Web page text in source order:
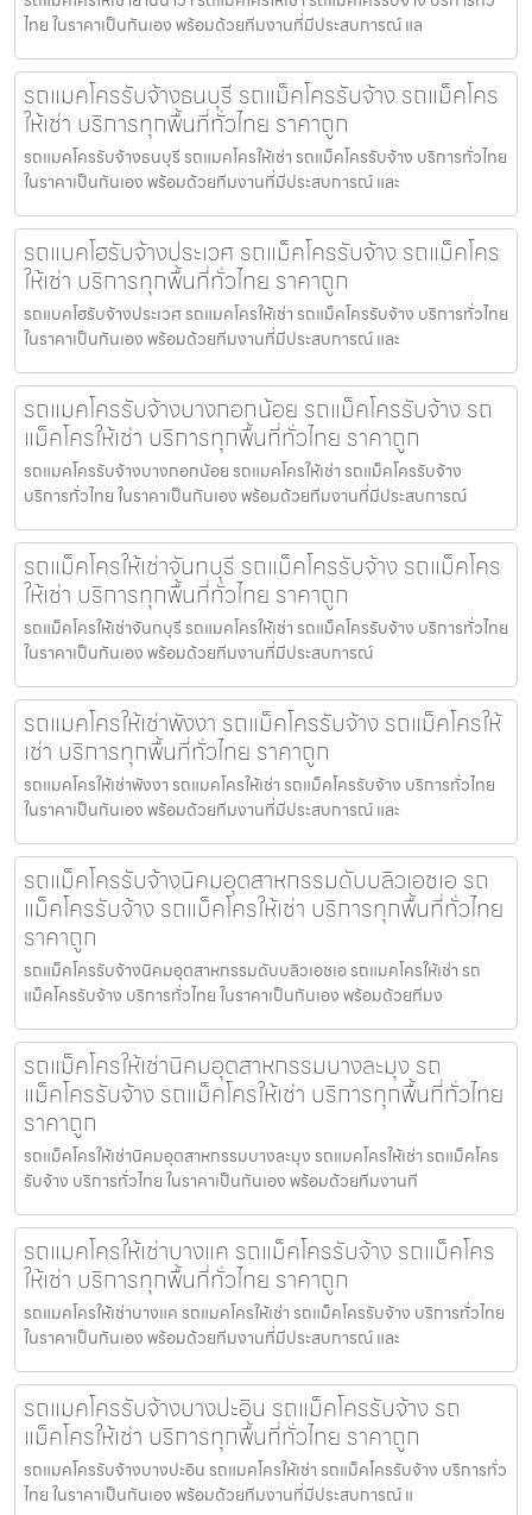
ไทย ในราคาเป็นกันเอง พร้อมด้วยทีมงานที่มีประสบการณ์ แล
รถแมคโครรับจ้างธนบุรี รถแม็คโครรับจ้าง รถแม็คโคร
ให้เช่า บริการทุกพื้นที่ทั่วไทย ราคาถูก
รถแมคโครรับจ้างธนบุรี รถแมคโครให้เช่า รถแม็คโครรับจ้าง บริการทั่วไทย
ในราคาเป็นกันเอง พร้อมด้วยทีมงานที่มีประสบการณ์ และ
รถแบคโฮรับจ้างประเวศ รถแม็คโครรับจ้าง รถแม็คโคร
ให้เช่า บริการทุกพื้นที่ทั่วไทย ราคาถูก
รถแบคโฮรับจ้างประเวศ รถแมคโครให้เช่า รถแม็คโครรับจ้าง บริการทั่วไทย
ในราคาเป็นกันเอง พร้อมด้วยทีมงานที่มีประสบการณ์ และ
รถแมคโครรับจ้างบางกอกน้อย รถแม็คโครรับจ้าง รถ
แม็คโครให้เช่า บริการทุกพื้นที่ทั่วไทย ราคาถูก
รถแมคโครรับจ้างบางกอกน้อย รถแมคโครให้เช่า รถแม็คโครรับจ้าง
บริการทั่วไทย ในราคาเป็นกันเอง พร้อมด้วยทีมงานที่มีประสบการณ์
รถแม็คโครให้เช่าจันทบุรี รถแม็คโครรับจ้าง รถแม็คโคร
ให้เช่า บริการทุกพื้นที่ทั่วไทย ราคาถูก
รถแม็คโครให้เช่าจันทบุรี รถแมคโครให้เช่า รถแม็คโครรับจ้าง บริการทั่วไทย
ในราคาเป็นกันเอง พร้อมด้วยทีมงานที่มีประสบการณ์
รถแมคโครให้เช่าพังงา รถแม็คโครรับจ้าง รถแม็คโครให้
เช่า บริการทุกพื้นที่ทั่วไทย ราคาถูก
รถแมคโครให้เช่าพังงา รถแมคโครให้เช่า รถแม็คโครรับจ้าง บริการทั่วไทย
ในราคาเป็นกันเอง พร้อมด้วยทีมงานที่มีประสบการณ์ และ
รถแม็คโครรับจ้างนิคมอุตสาหกรรมดับบลิวเอชเอ รถ
แม็คโครรับจ้าง รถแม็คโครให้เช่า บริการทุกพื้นที่ทั่วไทย
ราคาถูก
รถแม็คโครรับจ้างนิคมอุตสาหกรรมดับบลิวเอชเอ รถแมคโครให้เช่า รถ
แม็คโครรับจ้าง บริการทั่วไทย ในราคาเป็นกันเอง พร้อมด้วยทีมง
รถแม็คโครให้เช่านิคมอุตสาหกรรมบางละมุง รถ
แม็คโครรับจ้าง รถแม็คโครให้เช่า บริการทุกพื้นที่ทั่วไทย
ราคาถูก
รถแม็คโครให้เช่านิคมอุตสาหกรรมบางละมุง รถแมคโครให้เช่า รถแม็คโคร
รับจ้าง บริการทั่วไทย ในราคาเป็นกันเอง พร้อมด้วยทีมงานที
รถแมคโครให้เช่าบางแค รถแม็คโครรับจ้าง รถแม็คโคร
ให้เช่า บริการทุกพื้นที่ทั่วไทย ราคาถูก
รถแมคโครให้เช่าบางแค รถแมคโครให้เช่า รถแม็คโครรับจ้าง บริการทั่วไทย
ในราคาเป็นกันเอง พร้อมด้วยทีมงานที่มีประสบการณ์ และ
รถแมคโครรับจ้างบางปะอิน รถแม็คโครรับจ้าง รถ
แม็คโครให้เช่า บริการทุกพื้นที่ทั่วไทย ราคาถูก
รถแมคโครรับจ้างบางปะอิน รถแมคโครให้เช่า รถแม็คโครรับจ้าง บริการทั่ว
ไทย ในราคาเป็นกันเอง พร้อมด้วยทีมงานที่มีประสบการณ์ แ